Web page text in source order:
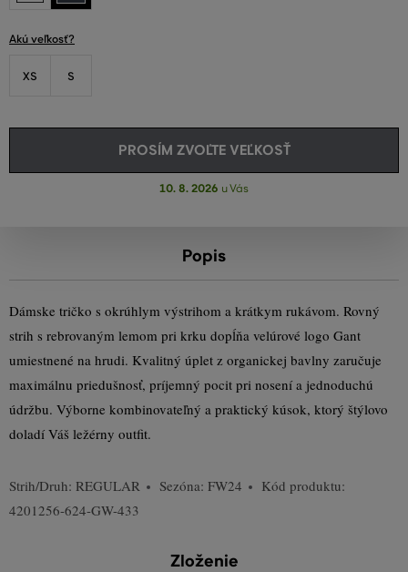
Akú veľkosť?
XS S
PROSÍM ZVOĽTE VEĽKOSŤ
10. 8. 2026 u Vás
Popis
Dámske tričko s okrúhlym výstrihom a krátkym rukávom. Rovný
strih s rebrovaným lemom pri krku dopĺňa velúrové logo Gant
umiestnené na hrudi. Kvalitný úplet z organickej bavlny zaručuje
maximálnu priedušnosť, príjemný pocit pri nosení a jednoduchú
údržbu. Výborne kombinovateľný a praktický kúsok, ktorý štýlovo
doladí Váš ležérny outfit.
Strih/Druh: REGULAR Sezóna: FW24
Kód produktu:
4201256-624-GW-433
Zloženie